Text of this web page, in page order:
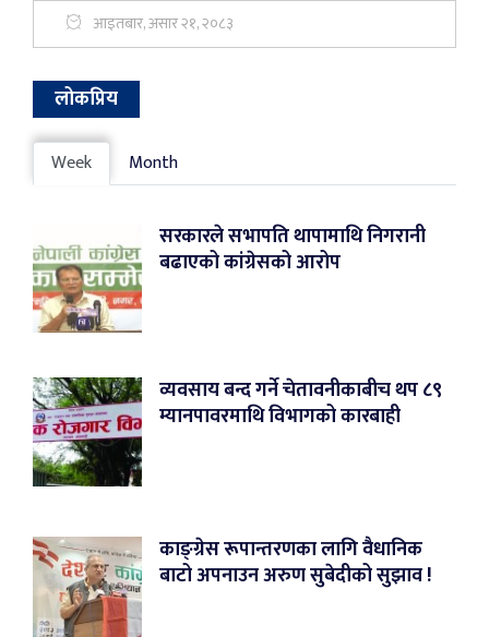
आइतबार, असार २१, २०८३
लोकप्रिय
Week Month
सरकारले सभापति थापामाथि निगरानी
बढाएको कांग्रेसको आरोप
व्यवसाय बन्द गर्ने चेतावनीकाबीच थप ८९
म्यानपावरमाथि विभागको कारबाही
काङ्ग्रेस रूपान्तरणका लागि वैधानिक
बाटो अपनाउन अरुण सुबेदीको सुझाव !